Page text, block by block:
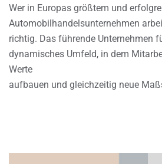
Wer in Europas größtem und
Automobilhandelsunternehmen
richtig. Das führende Unternehmen
dynamisches Umfeld, in dem
Werte
aufbauen und gleichzeitig neue